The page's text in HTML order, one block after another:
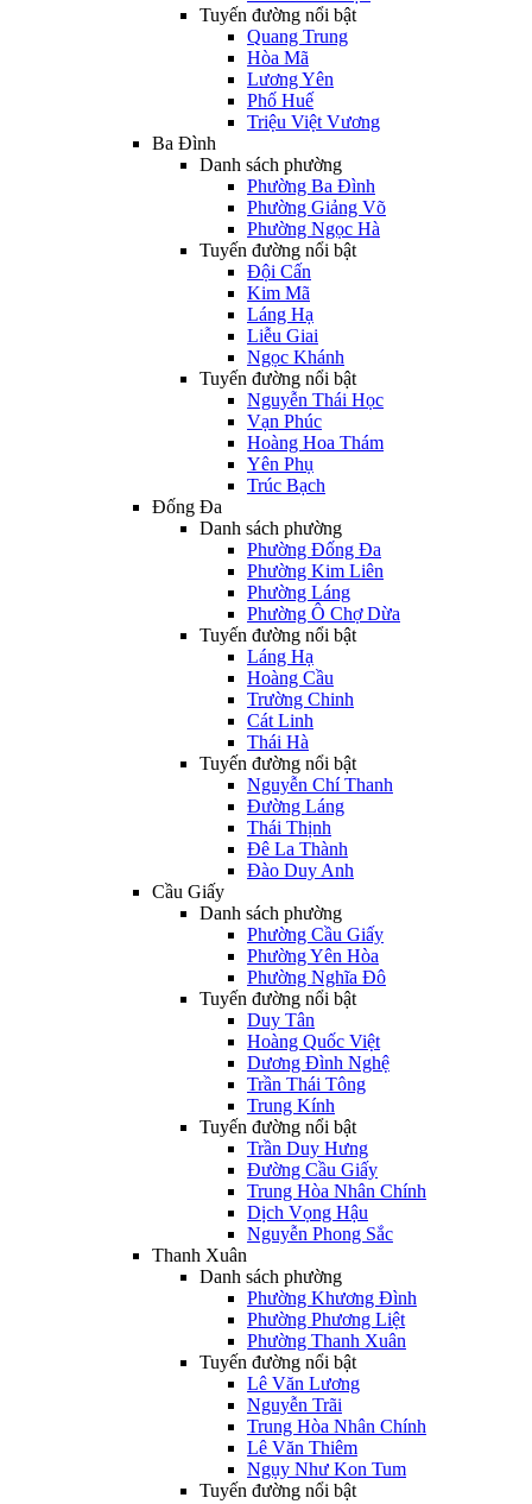
Tuyến đường nổi bật
Quang Trung
Hòa Mã
Lương Yên
Phố Huế
Triệu Việt Vương
Ba Đình
Danh sách phường
Phường Ba Đình
Phường Giảng Võ
Phường Ngọc Hà
Tuyến đường nổi bật
Đội Cấn
Kim Mã
Láng Hạ
Liễu Giai
Ngọc Khánh
Tuyến đường nổi bật
Nguyễn Thái Học
Vạn Phúc
Hoàng Hoa Thám
Yên Phụ
Trúc Bạch
Đống Đa
Danh sách phường
Phường Đống Đa
Phường Kim Liên
Phường Láng
Phường Ô Chợ Dừa
Tuyến đường nổi bật
Láng Hạ
Hoàng Cầu
Trường Chinh
Cát Linh
Thái Hà
Tuyến đường nổi bật
Nguyễn Chí Thanh
Đường Láng
Thái Thịnh
Đê La Thành
Đào Duy Anh
Cầu Giấy
Danh sách phường
Phường Cầu Giấy
Phường Yên Hòa
Phường Nghĩa Đô
Tuyến đường nổi bật
Duy Tân
Hoàng Quốc Việt
Dương Đình Nghệ
Trần Thái Tông
Trung Kính
Tuyến đường nổi bật
Trần Duy Hưng
Đường Cầu Giấy
Trung Hòa Nhân Chính
Dịch Vọng Hậu
Nguyễn Phong Sắc
Thanh Xuân
Danh sách phường
Phường Khương Đình
Phường Phương Liệt
Phường Thanh Xuân
Tuyến đường nổi bật
Lê Văn Lương
Nguyễn Trãi
Trung Hòa Nhân Chính
Lê Văn Thiêm
Ngụy Như Kon Tum
Tuyến đường nổi bật